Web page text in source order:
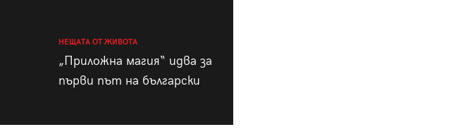
НЕЩАТА ОТ ЖИВОТА
„Приложна магия“ идва за
първи път на български